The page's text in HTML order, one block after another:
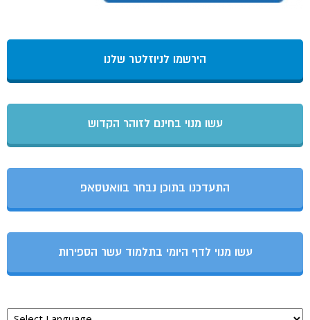
הירשמו לניוזלטר שלנו
עשו מנוי בחינם לזוהר הקדוש
התעדכנו בתוכן נבחר בוואטסאפ
עשו מנוי לדף היומי בתלמוד עשר הספירות